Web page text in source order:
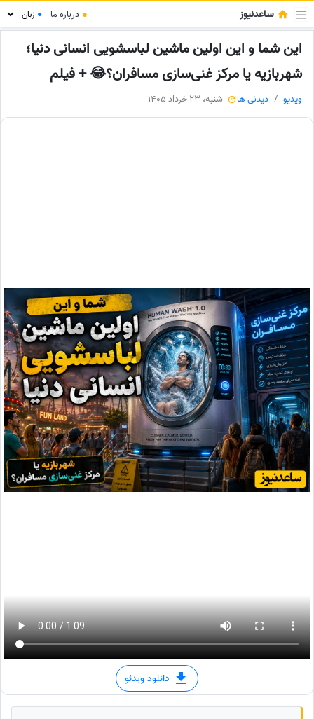
ساعدنیوز ● درباره ما ●
این شما و این اولین ماشین لباسشویی انسانی دنیا؛
شهربازیه یا مرکز غنی‌سازی مسافران؟😂 + فیلم
ویدیو دیدنی ها شنبه، 23 خرداد 1405
دانلود ویدئو